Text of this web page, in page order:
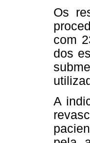
Os
com
dos
A